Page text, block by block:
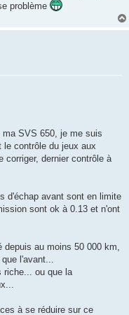
problème
SVS 650, je me suis
le contrôle du jeux aux
corriger, dernier contrôle à
d'échap avant sont en limite
sont ok à 0.13 et n'ont
depuis au moins 50 000 km,
l'avant...
riche... ou que la
à se réduire sur ce